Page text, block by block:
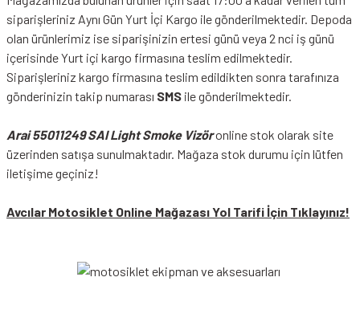
siparişleriniz Aynı Gün Yurt İçi Kargo ile gönderilmektedir. Depoda
olan ürünlerimiz ise siparişinizin ertesi günü veya 2 nci iş günü
içerisinde Yurt içi kargo firmasına teslim edilmektedir.
Siparişleriniz kargo firmasına teslim edildikten sonra tarafınıza
gönderinizin takip numarası SMS ile gönderilmektedir.
Arai 55011249 SAI Light Smoke Vizöronline stok olarak site
üzerinden satışa sunulmaktadır. Mağaza stok durumu için lütfen
iletişime geçiniz!
Avcılar Motosiklet Online Mağazası Yol Tarifi İçin Tıklayınız!